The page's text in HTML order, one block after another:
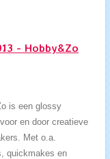
- Hobby&Zo
is een glossy
en door creatieve
Met o.a.
quickmakes en